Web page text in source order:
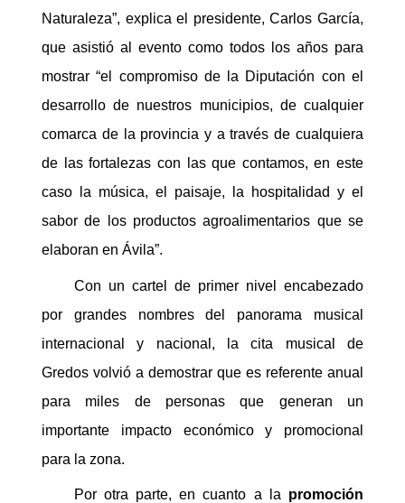
Naturaleza”, explica el presidente, Carlos García,
que asistió al evento como todos los años para
mostrar “el compromiso de la Diputación con el
desarrollo de nuestros municipios, de cualquier
comarca de la provincia y a través de cualquiera
de las fortalezas con las que contamos, en este
caso la música, el paisaje, la hospitalidad y el
sabor de los productos agroalimentarios que se
elaboran en Ávila”.
Con un cartel de primer nivel encabezado
por grandes nombres del panorama musical
internacional y nacional, la cita musical de
Gredos volvió a demostrar que es referente anual
para miles de personas que generan un
importante impacto económico y promocional
para la zona.
Por otra parte, en cuanto a la promoción